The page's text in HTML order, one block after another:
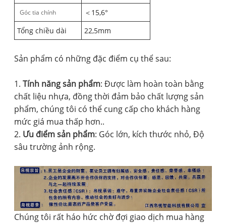
Góc tia chính
＜15,6°
Tổng chiều dài
22,5mm
Sản phẩm có những đặc điểm cụ thể sau:
1.Tính năng sản phẩm: Được làm hoàn toàn bằng
chất liệu nhựa, đồng thời đảm bảo chất lượng sản
phẩm, chúng tôi có thể cung cấp cho khách hàng
mức giá mua thấp hơn..
2. Ưu điểm sản phẩm: Góc lớn, kích thước nhỏ, Độ
sâu trường ảnh rộng.
Chúng tôi rất háo hức chờ đợi giao dịch mua hàng